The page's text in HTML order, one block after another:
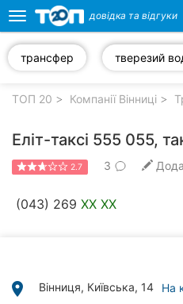
компанії
Toggle
navigation
довідка та відгуки
трансфер тверезий
ТОП 20 Компанії Вінниці
Еліт-таксі 555 055,
2.7 3
(043) 269 XX XX
place Вінниця, Київська, 14 На